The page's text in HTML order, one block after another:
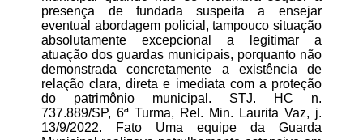
presença de fundada suspeita a ensejar
eventual abordagem policial, tampouco situação
absolutamente excepcional a legitimar a
atuação dos guardas municipais, porquanto não
demonstrada concretamente a existência de
relação clara, direta e imediata com a proteção
do patrimônio municipal. STJ. HC n.
737.889/SP, 6ª Turma, Rel. Min. Laurita Vaz, j.
13/9/2022. Fato Uma equipe da Guarda